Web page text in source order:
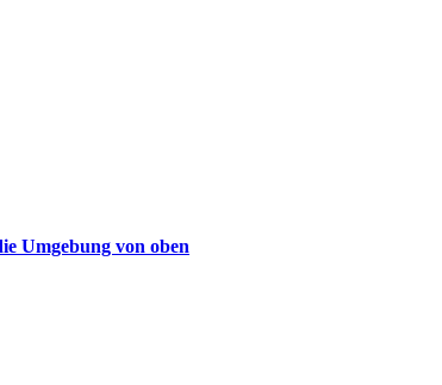
Umgebung von oben